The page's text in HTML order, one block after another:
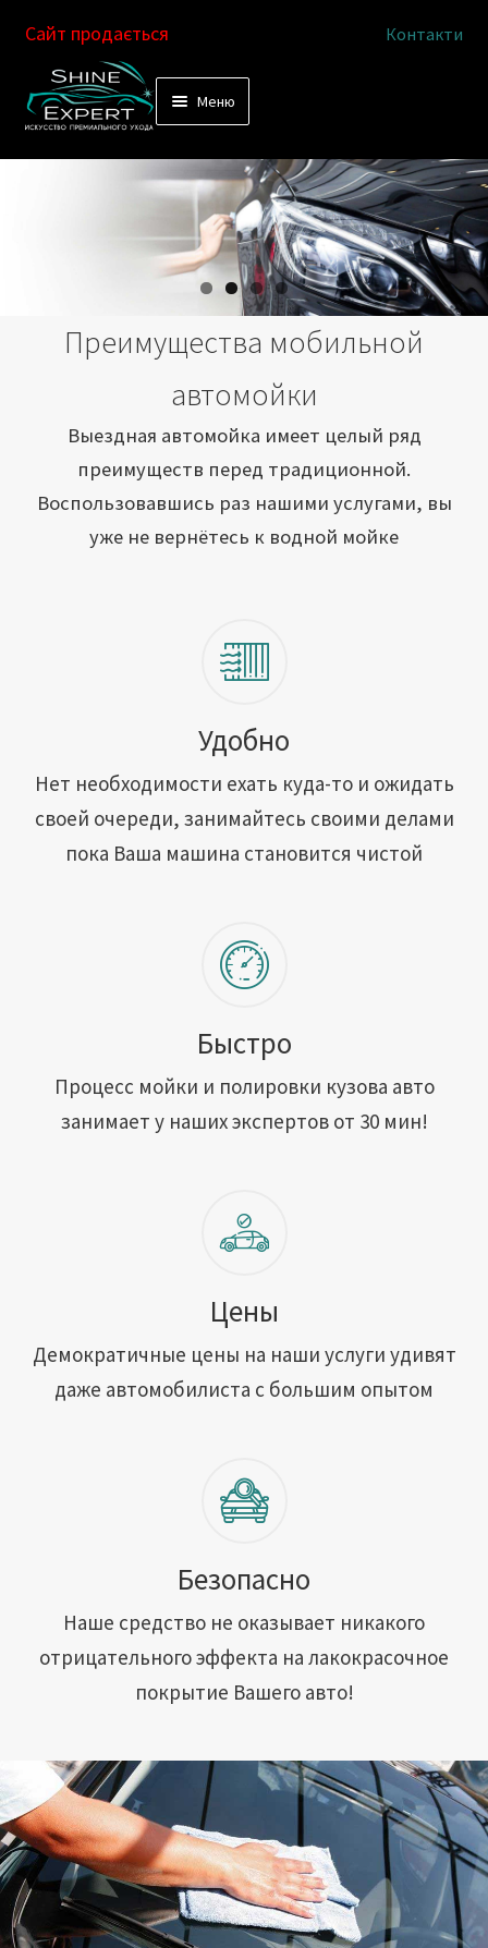
Перейти
к
Перейти
к
Сайт продається Контакти
Меню
Выездная автомойка
Химчистка салона
Подетальная химчистка
Как это работает
Сотрудничество
Вакансии
Адреса обслуживания
Контакты
Преимущества мобильной
автомойки
Выездная автомойка имеет целый ряд
преимуществ перед традиционной.
Воспользовавшись раз нашими услугами, вы
уже не вернётесь к водной мойке
Удобно
Нет необходимости ехать куда-то и ожидать
своей очереди, занимайтесь своими делами
пока Ваша машина становится чистой
Быстро
Процесс мойки и полировки кузова авто
занимает у наших экспертов от 30 мин!
Цены
Демократичные цены на наши услуги удивят
даже автомобилиста с большим опытом
Безопасно
Наше средство не оказывает никакого
отрицательного эффекта на лакокрасочное
покрытие Вашего авто!